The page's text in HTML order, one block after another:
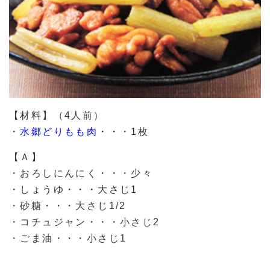
【材料】（4人前）
・ 水郷どりもも肉 ・・・1枚
【Ａ】
・おろしにんにく・・・少々
・しょうゆ・・・大さじ1
・砂糖・・・大さじ1/2
・コチュジャン・・・小さじ2
・ごま油・・・小さじ1